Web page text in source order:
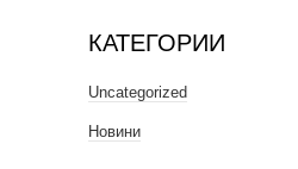
КАТЕГОРИИ
Uncategorized
Новини